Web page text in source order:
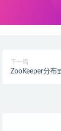
下一篇
ZooKeeper分布